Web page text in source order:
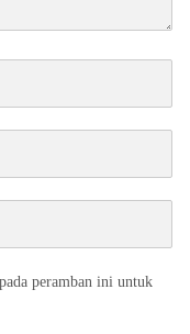
peramban ini untuk